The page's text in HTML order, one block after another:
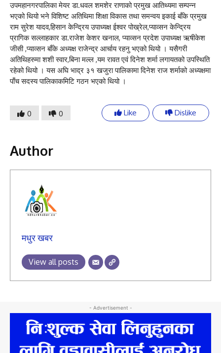
उपमहानगरपालिका मेयर डा.धवल शमशेर राणाको प्रमुख आतिथ्यमा सम्पन्न
भएको थियो भने विशिष्ट अतिथिमा शिक्षा विकास तथा समन्वय इकाई बाँके प्रमुख
राम सुरेश यादव,हिसान केन्द्रिय उपाध्यक्ष ईश्वर पोख्रेल,प्याव्सन केन्द्रिय
प्रागिक सल्लाहकार डा.राजेश केशर खनाल, प्याव्सन प्रदेश उपाध्यक्ष ऋषीकेश
जीसी ,प्याव्सन बाँके अध्यक्ष राजेन्द्र आर्चाय रहनु भएको थियो । यसैगरी
अतिथिहरुमा शशी स्वार,बिना मल्ल ,यम रावत एवं दिनेश शर्मा लगायतको उपस्थिति
रहेको थियो । यस अघि भाद्र ३१ खजुरा पालिकामा दिनेश राज शर्माको अध्यक्षमा
पाँच सदस्य पालिकाकमिटि गठन भएको थियो ।
0 0 Like Dislike
Author
मधुर खबर
View all posts
- Advertisement -